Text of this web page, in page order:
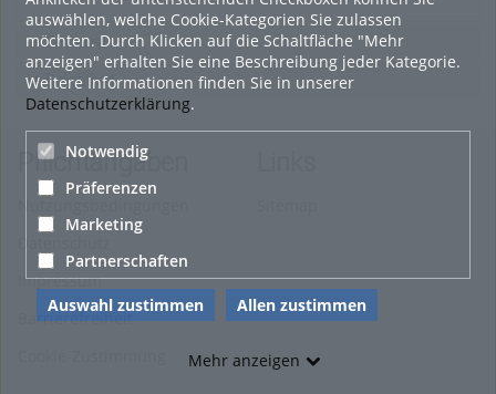
auswählen, welche Cookie-Kategorien Sie zulassen
möchten. Durch Klicken auf die Schaltfläche "Mehr
anzeigen" erhalten Sie eine Beschreibung jeder Kategorie.
Weitere Informationen finden Sie in unserer
Datenschutzerklärung.
Notwendig
Präferenzen
Marketing
Partnerschaften
Auswahl zustimmen Allen zustimmen
Mehr anzeigen
Featured
Beliebtheit
Pflichtangaben
Impressum
Barrierefreiheit